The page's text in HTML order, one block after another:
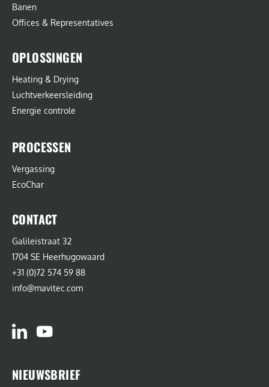
Banen
Offices & Representatives
OPLOSSINGEN
Heating & Drying
Luchtverkeersleiding
Energie controle
PROCESSEN
Vergassing
EcoChar
CONTACT
Galileistraat 32
1704 SE Heerhugowaard
+31 (0)72 574 59 88
info@mavitec.com
NIEUWSBRIEF